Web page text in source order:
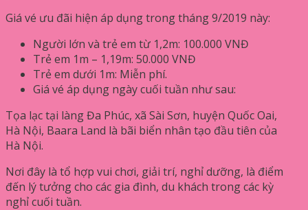
Giá vé ưu đãi hiện áp dụng trong tháng 9/2019 này:
Người lớn và trẻ em từ 1,2m: 100.000 VNĐ
Trẻ em 1m – 1,19m: 50.000 VNĐ
Trẻ em dưới 1m: Miễn phí.
Giá vé áp dụng ngày cuối tuần như sau:
Tọa lạc tại làng Đa Phúc, xã Sài Sơn, huyện Quốc Oai,
Hà Nội, Baara Land là bãi biển nhân tạo đầu tiên của
Hà Nội.
Nơi đây là tổ hợp vui chơi, giải trí, nghỉ dưỡng, là điểm
đến lý tưởng cho các gia đình, du khách trong các kỳ
nghỉ cuối tuần.